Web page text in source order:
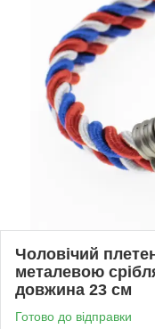
Чоловічий
металевою
довжина 23 см
Готово до відправки